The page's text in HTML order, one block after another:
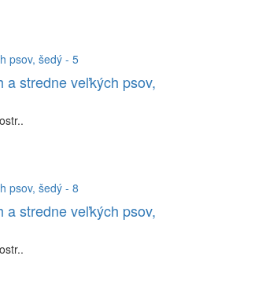
a stredne veľkých psov,
a stredne veľkých psov,